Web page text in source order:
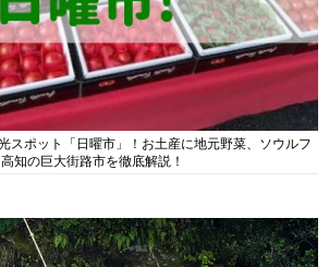
スポット「日曜市」！お土産に地元野菜、ソウルフ
知の巨大街路市を徹底解説！